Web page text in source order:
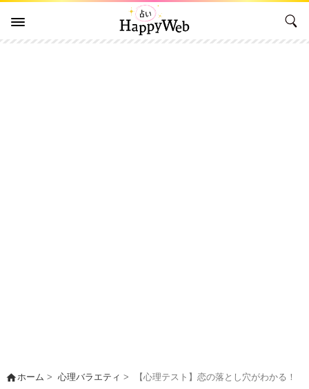
homeホーム > 心理バラエティ > 【心理テスト】恋の落とし穴がわかる！